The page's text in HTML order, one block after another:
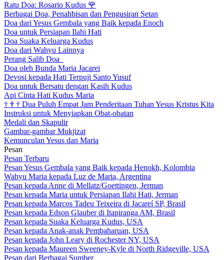
Ratu Doa: Rosario Kudus 🌹
Berbagai Doa, Penahbisan dan Pengusiran Setan
Doa dari Yesus Gembala yang Baik kepada Enoch
Doa untuk Persiapan Ilahi Hati
Doa Suaka Keluarga Kudus
Doa dari Wahyu Lainnya
Perang Salib Doa
Doa oleh Bunda Maria Jacarei
Devosi kepada Hati Terpuji Santo Yusuf
Doa untuk Bersatu dengan Kasih Kudus
Api Cinta Hati Kudus Maria
† † † Dua Puluh Empat Jam Penderitaan Tuhan Yesus Kristus Kita
Instruksi untuk Menyiapkan Obat-obatan
Medali dan Skapulir
Gambar-gambar Mukjizat
Kemunculan Yesus dan Maria
Pesan
Pesan Terbaru
Pesan Yesus Gembala yang Baik kepada Henokh, Kolombia
Wahyu Maria kepada Luz de Maria, Argentina
Pesan kepada Anne di Mellatz/Goettingen, Jerman
Pesan kepada Maria untuk Persiapan Ilahi Hati, Jerman
Pesan kepada Marcos Tadeu Teixeira di Jacareí SP, Brasil
Pesan kepada Edson Glauber di Itapiranga AM, Brasil
Pesan kepada Suaka Keluarga Kudus, USA
Pesan kepada Anak-anak Pembaharuan, USA
Pesan kepada John Leary di Rochester NY, USA
Pesan kepada Maureen Sweeney-Kyle di North Ridgeville, USA
Pesan dari Berbagai Sumber